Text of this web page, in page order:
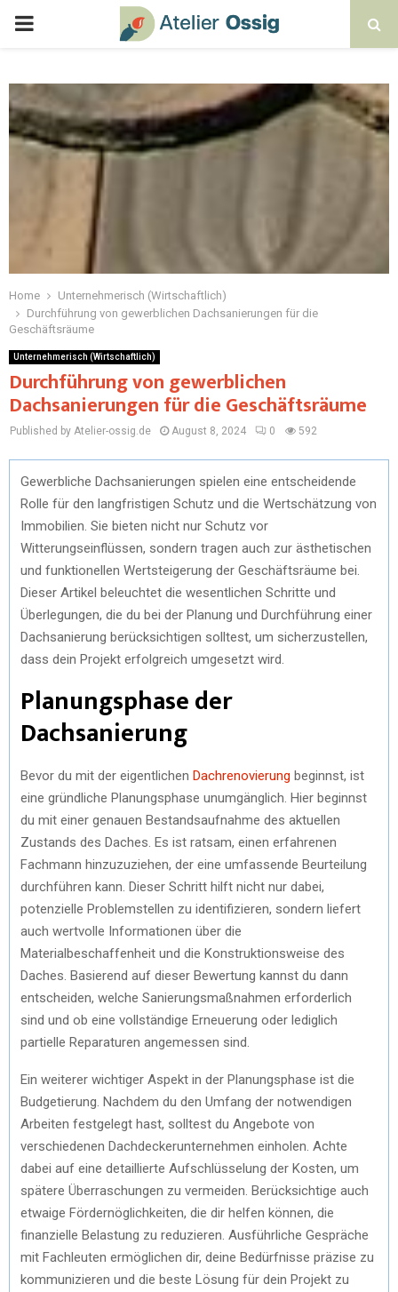
Home
Unternehmerisch (Wirtschaftlich)
Durchführung von gewerblichen Dachsanierungen für die
Geschäftsräume
Unternehmerisch (Wirtschaftlich)
Durchführung von gewerblichen
Dachsanierungen für die Geschäftsräume
Published by Atelier-ossig.de August 8, 2024 0 592
Gewerbliche Dachsanierungen spielen eine entscheidende
Rolle für den langfristigen Schutz und die Wertschätzung von
Immobilien. Sie bieten nicht nur Schutz vor
Witterungseinflüssen, sondern tragen auch zur ästhetischen
und funktionellen Wertsteigerung der Geschäftsräume bei.
Dieser Artikel beleuchtet die wesentlichen Schritte und
Überlegungen, die du bei der Planung und Durchführung einer
Dachsanierung berücksichtigen solltest, um sicherzustellen,
dass dein Projekt erfolgreich umgesetzt wird.
Planungsphase der
Dachsanierung
Bevor du mit der eigentlichen Dachrenovierung beginnst, ist
eine gründliche Planungsphase unumgänglich. Hier beginnst
du mit einer genauen Bestandsaufnahme des aktuellen
Zustands des Daches. Es ist ratsam, einen erfahrenen
Fachmann hinzuzuziehen, der eine umfassende Beurteilung
durchführen kann. Dieser Schritt hilft nicht nur dabei,
potenzielle Problemstellen zu identifizieren, sondern liefert
auch wertvolle Informationen über die
Materialbeschaffenheit und die Konstruktionsweise des
Daches. Basierend auf dieser Bewertung kannst du dann
entscheiden, welche Sanierungsmaßnahmen erforderlich
sind und ob eine vollständige Erneuerung oder lediglich
partielle Reparaturen angemessen sind.
Ein weiterer wichtiger Aspekt in der Planungsphase ist die
Budgetierung. Nachdem du den Umfang der notwendigen
Arbeiten festgelegt hast, solltest du Angebote von
verschiedenen Dachdeckerunternehmen einholen. Achte
dabei auf eine detaillierte Aufschlüsselung der Kosten, um
spätere Überraschungen zu vermeiden. Berücksichtige auch
etwaige Fördernöglichkeiten, die dir helfen können, die
finanzielle Belastung zu reduzieren. Ausführliche Gespräche
mit Fachleuten ermöglichen dir, deine Bedürfnisse präzise zu
kommunizieren und die beste Lösung für dein Projekt zu